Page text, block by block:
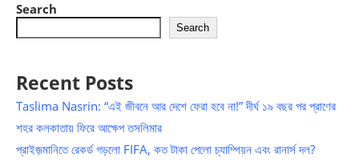
Search
Search
Recent Posts
Taslima Nasrin: “এই জীবনে আর দেশে ফেরা হবে না!” দীর্ঘ ১৯ বছর পর প্রাণের
শহর কলকাতায় ফিরে আক্ষেপ তসলিমার
প্রাইজ়মানিতে রেকর্ড গড়লো FIFA, কত টাকা পেলো চ্যাম্পিয়ন এবং রানার্স দল?